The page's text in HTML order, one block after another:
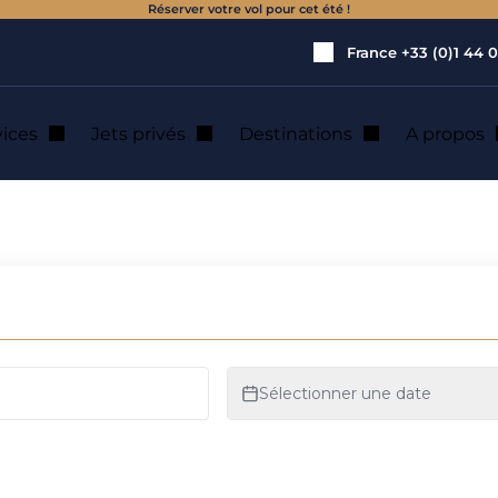
Réserver votre vol pour cet été !
France +33 (0)1 44
Jets privés Destinations A propos